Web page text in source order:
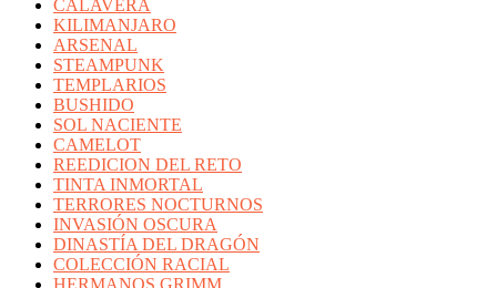
CALAVERA
KILIMANJARO
ARSENAL
STEAMPUNK
TEMPLARIOS
BUSHIDO
SOL NACIENTE
CAMELOT
REEDICION DEL RETO
TINTA INMORTAL
TERRORES NOCTURNOS
INVASIÓN OSCURA
DINASTÍA DEL DRAGÓN
COLECCIÓN RACIAL